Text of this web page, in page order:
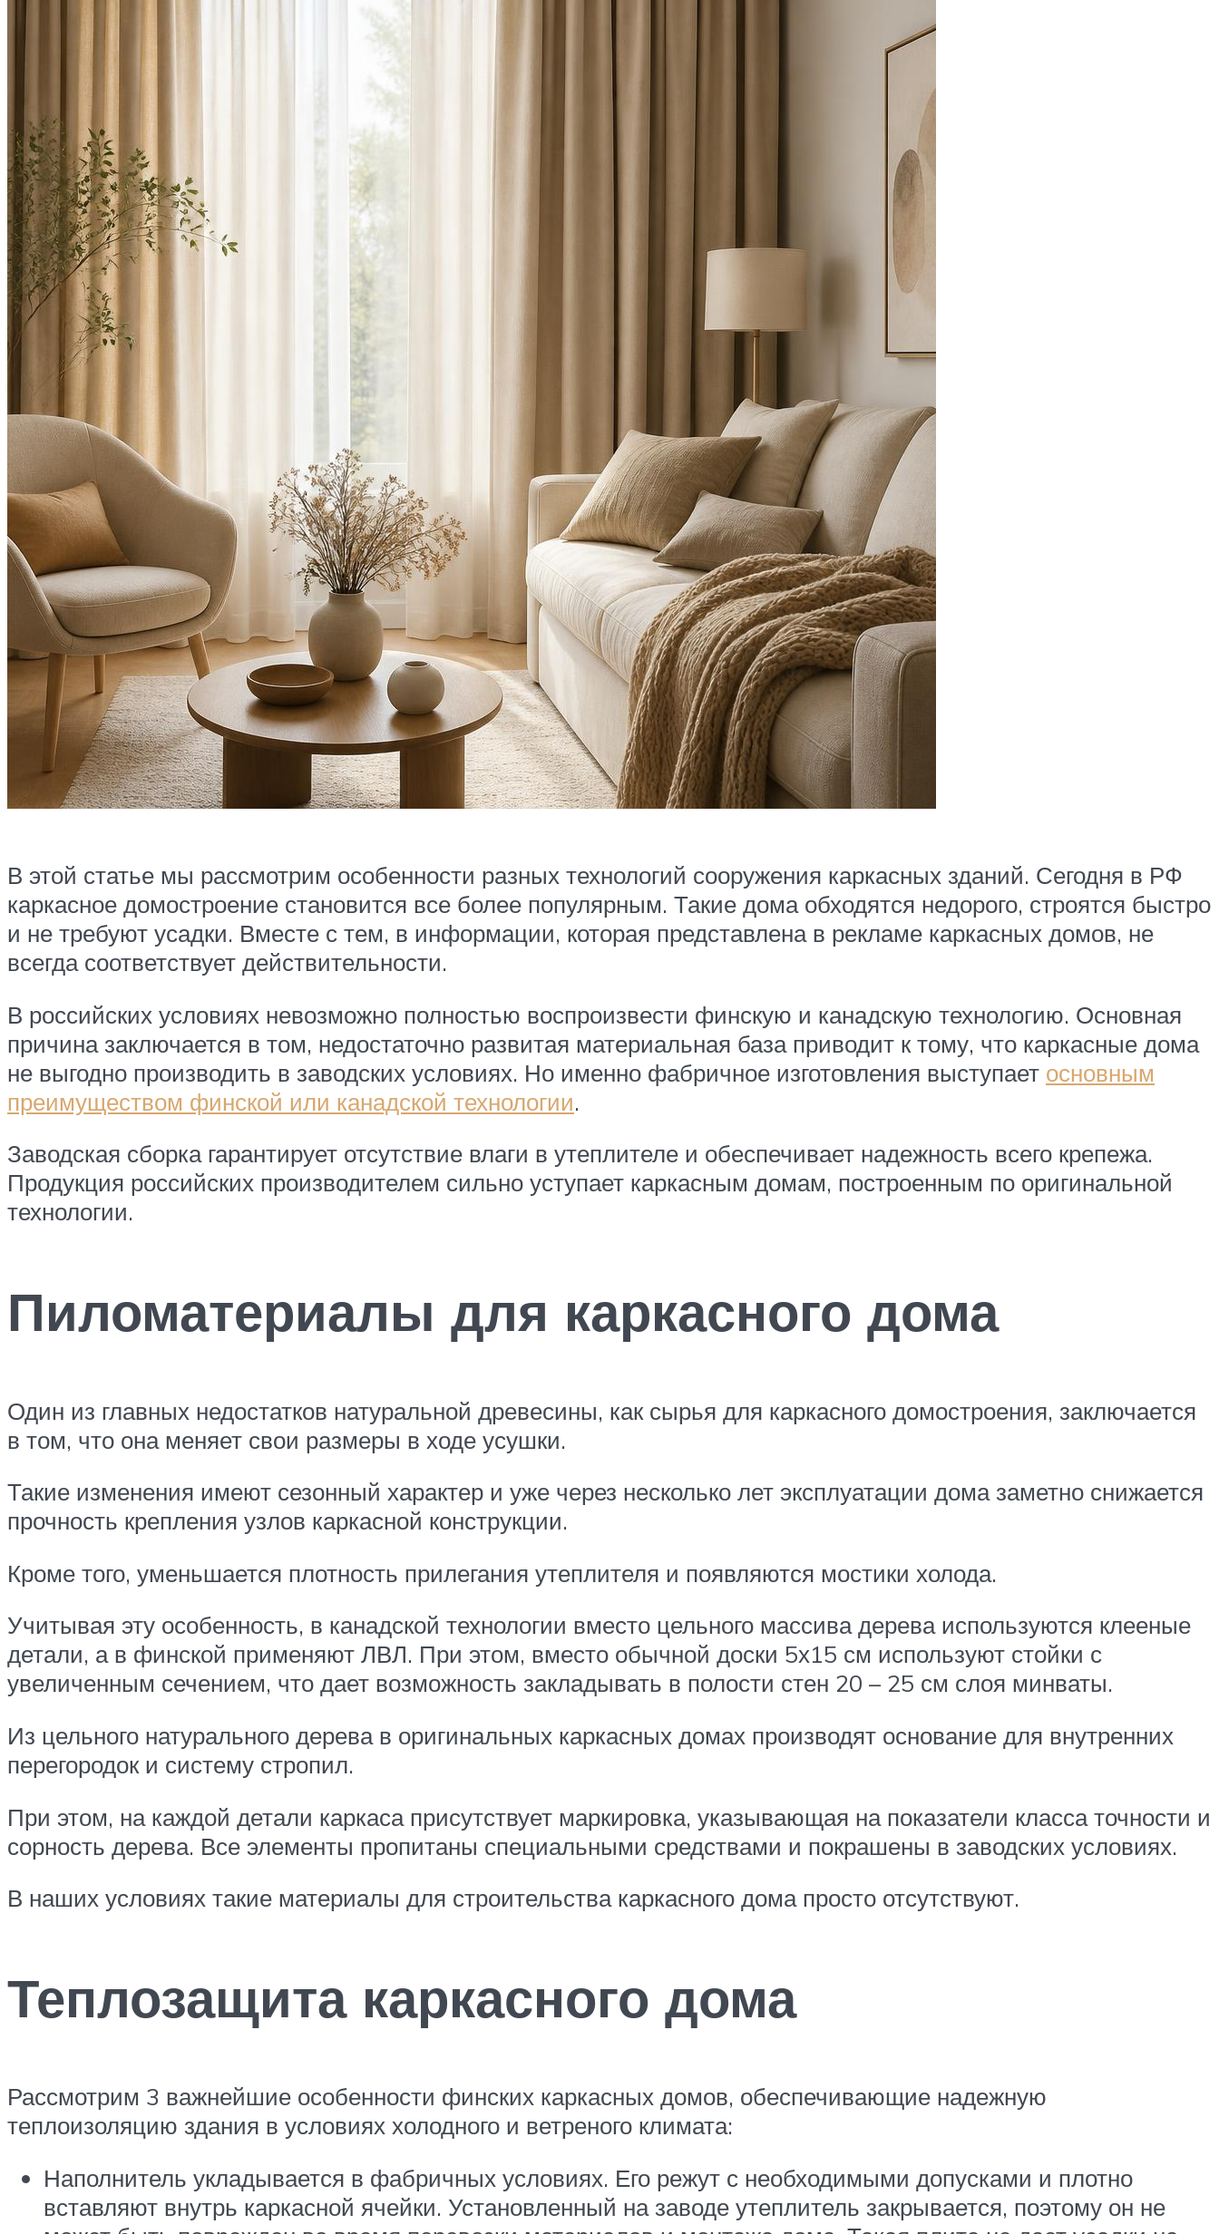
В этой статье мы рассмотрим особенности разных технологий сооружения каркасных зданий. Сегодня в РФ
каркасное домостроение становится все более популярным. Такие дома обходятся недорого, строятся быстро
и не требуют усадки. Вместе с тем, в информации, которая представлена в рекламе каркасных домов, не
всегда соответствует действительности.
В российских условиях невозможно полностью воспроизвести финскую и канадскую технологию. Основная
причина заключается в том, недостаточно развитая материальная база приводит к тому, что каркасные дома
не выгодно производить в заводских условиях. Но именно фабричное изготовления выступает основным
преимуществом финской или канадской технологии.
Заводская сборка гарантирует отсутствие влаги в утеплителе и обеспечивает надежность всего крепежа.
Продукция российских производителем сильно уступает каркасным домам, построенным по оригинальной
технологии.
Пиломатериалы для каркасного дома
Один из главных недостатков натуральной древесины, как сырья для каркасного домостроения, заключается
в том, что она меняет свои размеры в ходе усушки.
Такие изменения имеют сезонный характер и уже через несколько лет эксплуатации дома заметно снижается
прочность крепления узлов каркасной конструкции.
Кроме того, уменьшается плотность прилегания утеплителя и появляются мостики холода.
Учитывая эту особенность, в канадской технологии вместо цельного массива дерева используются клееные
детали, а в финской применяют ЛВЛ. При этом, вместо обычной доски 5х15 см используют стойки с
увеличенным сечением, что дает возможность закладывать в полости стен 20 – 25 см слоя минваты.
Из цельного натурального дерева в оригинальных каркасных домах производят основание для внутренних
перегородок и систему стропил.
При этом, на каждой детали каркаса присутствует маркировка, указывающая на показатели класса точности и
сорность дерева. Все элементы пропитаны специальными средствами и покрашены в заводских условиях.
В наших условиях такие материалы для строительства каркасного дома просто отсутствуют.
Теплозащита каркасного дома
Рассмотрим 3 важнейшие особенности финских каркасных домов, обеспечивающие надежную
теплоизоляцию здания в условиях холодного и ветреного климата:
Наполнитель укладывается в фабричных условиях. Его режут с необходимыми допусками и плотно
вставляют внутрь каркасной ячейки. Установленный на заводе утеплитель закрывается, поэтому он не